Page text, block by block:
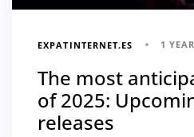
EXPATINTERNET.ES 1
The most
of 2025:
releases